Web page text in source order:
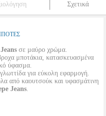
Σχετικά
σε μαύρο χρώμα.
μποτάκια, κατασκευασμένα
ύφασμα.
για εύκολη εφαρμογή.
από καουτσούκ και υφασμάτινη
Jeans.